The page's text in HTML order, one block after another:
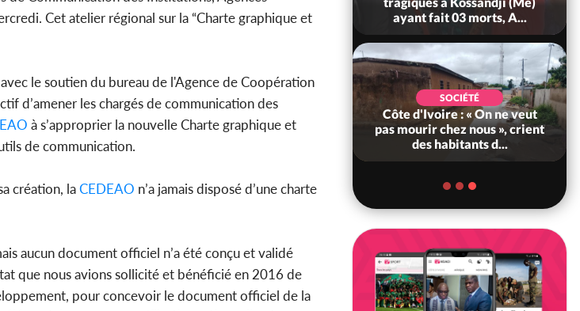
Cet atelier régional sur la “Charte graphique et
le soutien du bureau de l'Agence de Coopération
d’amener les chargés de communication des
à s’approprier la nouvelle Charte graphique et
de communication.
création, laCEDEAO n’a jamais disposé d’une charte
aucun document officiel n’a été conçu et validé
que nous avions sollicité et bénéficié en 2016 de
pour concevoir le document officiel de la
prome...
POLITIQUE
: Décrispation ?
Traoré ex
de Soro a recou...
modèle ivoirien et veu...
POLITIQUE
Côte d'Ivoire : 23 milliards
FCFA de la France pour le
ayant fait 03 morts, A...
SOCIÉTÉ
Côte d'Ivoire : « On ne veut
pas mourir chez nous », crient
des habitants d...